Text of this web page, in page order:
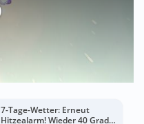
7-Tage-Wetter: Erneut
Hitzealarm! Wieder 40 Grad